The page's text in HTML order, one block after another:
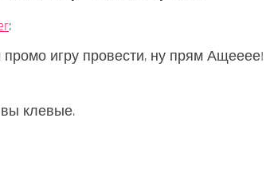
:
промо игру провести, ну прям Ащееее!
клевые.